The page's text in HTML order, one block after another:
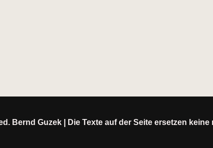
Bernd Guzek | Die Texte auf der Seite ersetzen